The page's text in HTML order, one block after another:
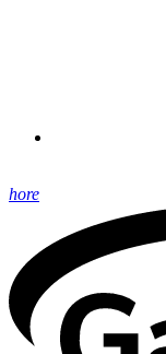
hore